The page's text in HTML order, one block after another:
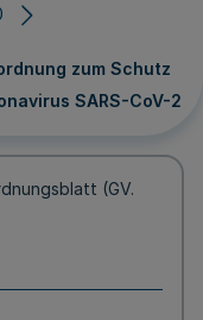
zum Schutz
SARS-CoV-2
(GV.